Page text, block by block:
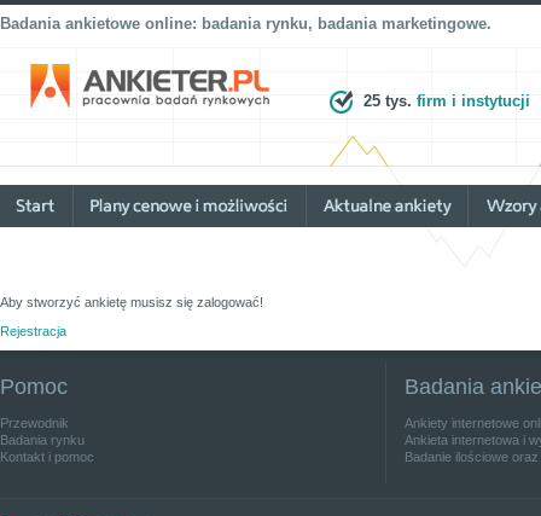
Badania ankietowe online: badania rynku, badania marketingowe.
25 tys. firm i instytucji
Aby stworzyć ankietę musisz się zalogować!
Rejestracja
Pomoc
Przewodnik
Badania rynku
Kontakt i pomoc
Badania
Ankiety internetowe
Ankieta internetowa i
Badanie ilościowe